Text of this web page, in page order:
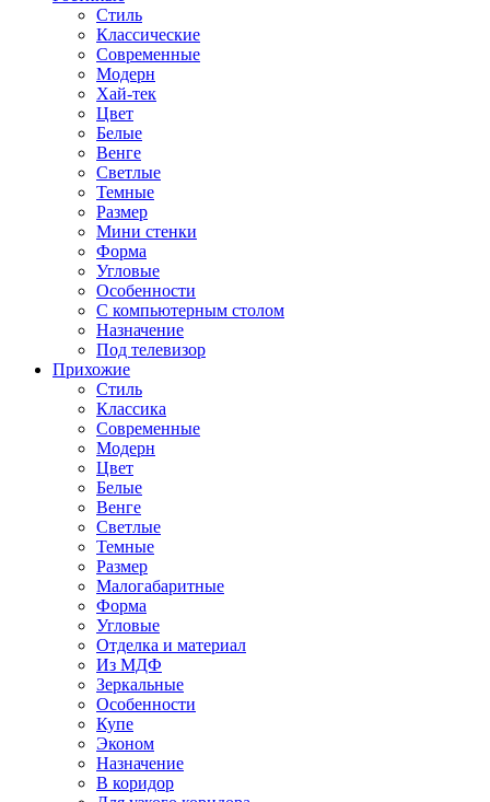
Стиль
Классические
Современные
Модерн
Хай-тек
Цвет
Белые
Венге
Светлые
Темные
Размер
Мини стенки
Форма
Угловые
Особенности
С компьютерным столом
Назначение
Под телевизор
Прихожие
Стиль
Классика
Современные
Модерн
Цвет
Белые
Венге
Светлые
Темные
Размер
Малогабаритные
Форма
Угловые
Отделка и материал
Из МДФ
Зеркальные
Особенности
Купе
Эконом
Назначение
В коридор